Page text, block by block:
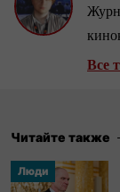
Все
Читайте также
Люди